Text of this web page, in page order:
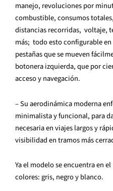
manejo, revoluciones por
combustible, consumos
distancias recorridas, voltaje,
más; todo esto configurable
pestañas que se mueven
botonera izquierda, que por
acceso y navegación.
– Su aerodinámica moderna
minimalista y funcional, para
necesaria en viajes largos y
visibilidad en tramos más
Ya el modelo se encuentra en
colores: gris, negro y blanco.